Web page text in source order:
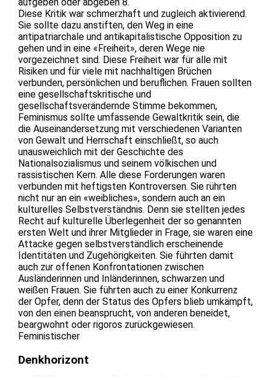
Diese Kritik war schmerzhaft und zugleich aktivierend.
Sie sollte dazu anstiften, den Weg in eine
antipatriarchale und antikapitalistische Opposition zu
gehen und in eine «Freiheit», deren Wege nie
vorgezeichnet sind. Diese Freiheit war für alle mit
Risiken und für viele mit nachhaltigen Brüchen
verbunden, persönlichen und beruflichen. Frauen sollten
eine gesellschaftskritische und
gesellschaftsverändernde Stimme bekommen,
Feminismus sollte umfassende Gewaltkritik sein, die
die Auseinandersetzung mit verschiedenen Varianten
von Gewalt und Herrschaft einschließt, so auch
unausweichlich mit der Geschichte des
Nationalsozialismus und seinem völkischen und
rassistischen Kern. Alle diese Forderungen waren
verbunden mit heftigsten Kontroversen. Sie rührten
nicht nur an ein «weibliches», sondern auch an ein
kulturelles Selbstverständnis. Denn sie stellten jedes
Recht auf kulturelle Überlegenheit der so genannten
ersten Welt und ihrer Mitglieder in Frage, sie waren eine
Attacke gegen selbstverständlich erscheinende
Identitäten und Zugehörigkeiten. Sie führten damit
auch zur offenen Konfrontationen zwischen
Ausländerinnen und Inländerinnen, schwarzen und
weißen Frauen. Sie führten auch zu einer Konkurrenz
der Opfer, denn der Status des Opfers blieb umkämpft,
von den einen beansprucht, von anderen beneidet,
beargwohnt oder rigoros zurückgewiesen.
Feministischer
Denkhorizont